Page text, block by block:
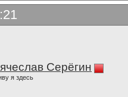
Серёгин
я здесь